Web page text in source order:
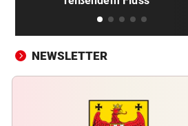
Play-off weit auf
MITTEN IN HITZEWELLE
Irre! Salzburg – Pafos wegen
NEWSLETTER